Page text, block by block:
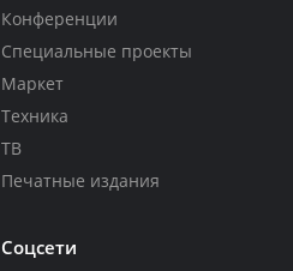
Конференции
Специальные проекты
Маркет
Техника
ТВ
Печатные издания
Соцсети